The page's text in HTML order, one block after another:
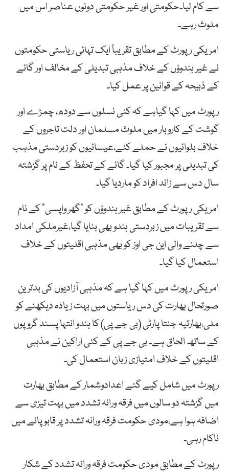
سے کام لیا۔حکومتی اور غیر حکومتی دونوں عناصر اس میں
ملوث رہے۔
امریکی رپورٹ کے مطابق تقریباً ایک تہائی ریاستی حکومتوں
نے غیر ہندوؤں کے خلاف مذہبی تبدیلی کے مخالف اور گائے
کے ذبیحہ کے قوانین پر عمل کیا۔
رپورٹ میں کہا گیاہے کہ کئی نسلوں سے دودھ، چمڑے اور
گوشت کے کاروبار میں ملوث مسلمان اور دلت تاجروں کے
خلاف بلوائیوں نے حملے کئے،عیسائیوں کو زبردستی مذہب
کی تبدیلی پر مجبور کیا گیا۔ گائے کے تحفظ کے نام پر گزشتہ
سال دس سے زائد افراد کو ماردیا گیا۔
امریکی رپورٹ کے مطابق غیر ہندوؤں کو “گھر واپسی” کے نام
سے تقریبات میں زبردستی ہندو بھی بنایا گیا،غیرملکی امداد
سے چلنے والی این جی اوز کو بھی مذہبی اقلیتوں کے خلاف
استعمال کیا گیا۔
امریکی رپورٹ میں کہا گیا ہے کہ مذہبی آزادیوں کی بدترین
صورتحال بھارت کی دس ریاستوں میں بہت زیادہ دیکھنے کو
ملی،بھارتیہ جنتا پارٹی (بی جے پی) کا ہندو انتہا پسند گروپوں
کے ساتھ الحاق ہے۔ بی جے پی کے کئی اراکین نے مذہبی
اقلیتوں کے خلاف امتیازی زبان استعمال کی۔
رپورٹ میں شامل کیے گئے اعدادوشمار کے مطابق بھارت
میں گزشتہ دو سالوں میں فرقہ ورانہ تشدد میں بہت تیزی سے
اضافہ ہوا ہے،مودی حکومت فرقہ ورانہ تشدد پر قابو پانے میں
ناکام رہی۔
رپورٹ کے مطابق مودی حکومت فرقہ ورانہ تشدد کے شکار